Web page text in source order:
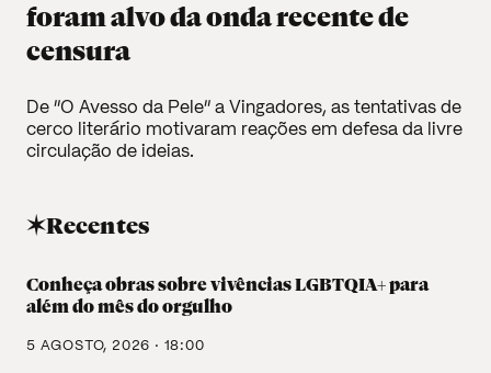
foram alvo da onda recente de
censura
De “O Avesso da Pele” a Vingadores, as tentativas de
cerco literário motivaram reações em defesa da livre
circulação de ideias.
✶Recentes
Conheça obras sobre vivências LGBTQIA+ para
além do mês do orgulho
5 AGOSTO, 2026 · 18:00